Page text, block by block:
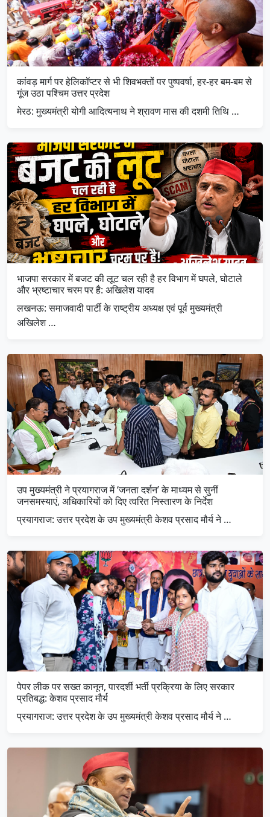
कांवड़ मार्ग पर हेलिकॉप्टर से भी शिवभक्तों पर पुष्पवर्षा, हर-हर बम-बम से
गूंज उठा पश्चिम उत्तर प्रदेश
मेरठ: मुख्यमंत्री योगी आदित्यनाथ ने श्रावण मास की दशमी तिथि …
भाजपा सरकार में बजट की लूट चल रही है हर विभाग में घपले, घोटाले
और भ्रष्टाचार चरम पर है: अखिलेश यादव
लखनऊ: समाजवादी पार्टी के राष्ट्रीय अध्यक्ष एवं पूर्व मुख्यमंत्री
अखिलेश …
उप मुख्यमंत्री ने प्रयागराज में ‘जनता दर्शन’ के माध्यम से सुनीं
जनसमस्याएं, अधिकारियों को दिए त्वरित निस्तारण के निर्देश
प्रयागराज: उत्तर प्रदेश के उप मुख्यमंत्री केशव प्रसाद मौर्य ने …
पेपर लीक पर सख्त कानून, पारदर्शी भर्ती प्रक्रिया के लिए सरकार
प्रतिबद्ध: केशव प्रसाद मौर्य
प्रयागराज: उत्तर प्रदेश के उप मुख्यमंत्री केशव प्रसाद मौर्य ने …